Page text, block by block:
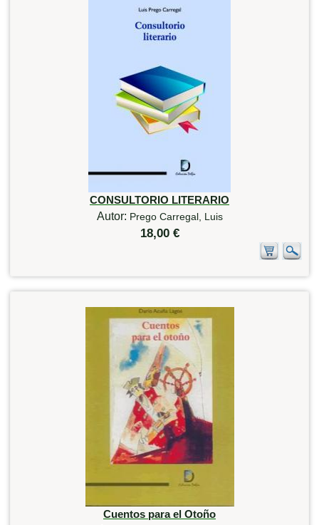
CONSULTORIO LITERARIO
Autor: Prego Carregal, Luis
18,00 €
Cuentos para el Otoño